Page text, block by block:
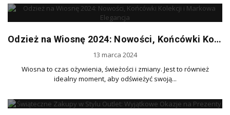
Odzież na Wiosnę 2024: Nowości, Końcówki Kolekcji i Markowa Elegancja
13 marca 2024
Wiosna to czas ożywienia, świeżości i zmiany. Jest to również
idealny moment, aby odświeżyć swoją...